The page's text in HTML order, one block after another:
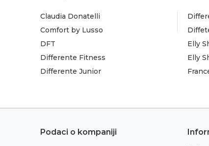
Claudia Donatelli
Comfort by Lusso
DFT
Differente Fitness
Differente Junior
Elly
Elly
Podaci o kompaniji